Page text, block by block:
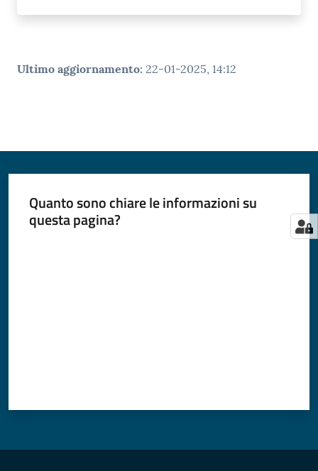
Ultimo aggiornamento: 22-01-2025, 14:12
Quanto sono chiare le informazioni su
questa pagina?